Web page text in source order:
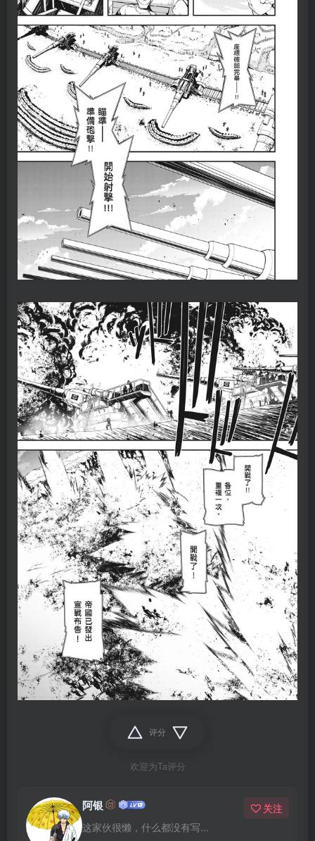
评分
欢迎为Ta评分
阿银
这家伙很懒，什么都没有写...
关注